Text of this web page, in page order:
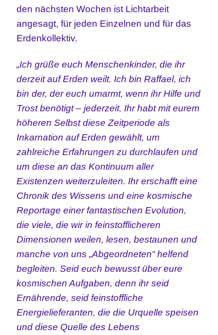
den nächsten Wochen ist Lichtarbeit
angesagt, für jeden Einzelnen und für das
Erdenkollektiv.
„Ich grüße euch Menschenkinder, die ihr
derzeit auf Erden weilt. Ich bin Raffael, ich
bin der, der euch umarmt, wenn ihr Hilfe und
Trost benötigt – jederzeit. Ihr habt mit eurem
höheren Selbst diese Zeitperiode als
Inkarnation auf Erden gewählt, um
zahlreiche Erfahrungen zu durchlaufen und
um diese an das Kontinuum aller
Existenzen weiterzuleiten. Ihr erschafft eine
Chronik des Wissens und eine kosmische
Reportage einer fantastischen Evolution,
die viele, die wir in feinstofflicheren
Dimensionen weilen, lesen, bestaunen und
manche von uns „Abgeordneten“ helfend
begleiten. Seid euch bewusst über eure
kosmischen Aufgaben, denn ihr seid
Ernährende, seid feinstoffliche
Energielieferanten, die die Urquelle speisen
und diese Quelle des Lebens